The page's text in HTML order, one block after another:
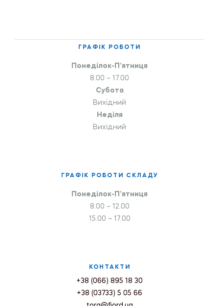
ГРАФІК РОБОТИ
Понеділок-П’ятниця
8.00 – 17.00
Субота
Вихідний
Неділя
Вихідний
ГРАФІК РОБОТИ СКЛАДУ
Понеділок-П’ятниця
8.00 – 12.00
15.00 – 17.00
КОНТАКТИ
+38 (066) 895 18 30
+38 (03733) 5 05 66